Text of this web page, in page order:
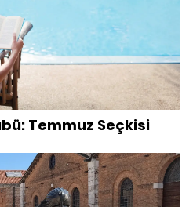
Temmuz Seçkisi